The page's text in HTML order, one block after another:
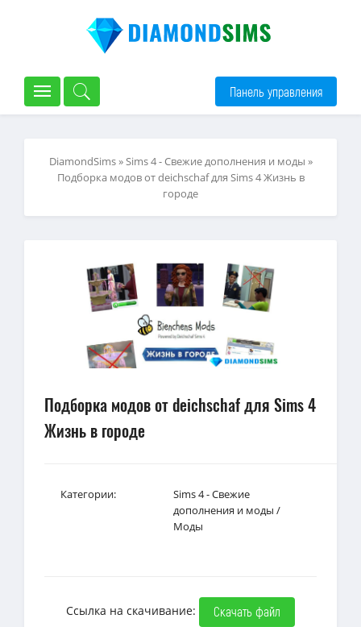
Панель управления
DiamondSims»Sims 4 - Свежие дополнения и моды »
Подборка модов от deichschaf для Sims 4 Жизнь в
городе
Подборка модов от deichschaf для Sims 4
Жизнь в городе
Категории:
Sims 4 - Свежие
дополнения и моды /
Моды
Ссылка на скачивание: Скачать файл